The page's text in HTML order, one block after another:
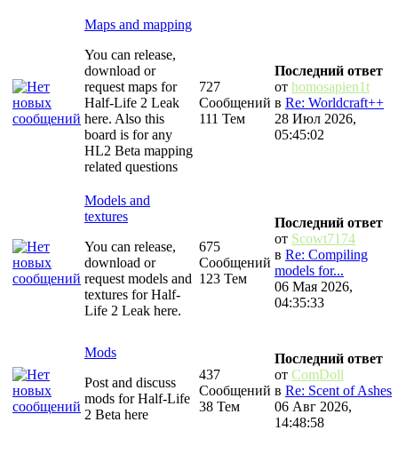
Maps and mapping
You can release,
download or
request maps for
Half-Life 2 Leak
here. Also this
board is for any
HL2 Beta mapping
related questions
727
Сообщений
111 Тем
Последний ответ
от homosapien1t
в Re: Worldcraft++
28 Июл 2026,
05:45:02
Models and
textures
You can release,
download or
request models and
textures for Half-
Life 2 Leak here.
675
Сообщений
123 Тем
Последний ответ
от Scowt7174
в Re: Compiling
models for...
06 Мая 2026,
04:35:33
Mods
Post and discuss
mods for Half-Life
2 Beta here
437
Сообщений
38 Тем
Последний ответ
от ComDoll
в Re: Scent of Ashes
06 Авг 2026,
14:48:58